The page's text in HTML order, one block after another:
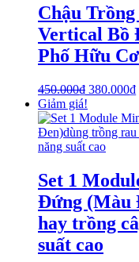
Chậu
Vertical Bồ
Phố Hữu Cơ
450.000₫ 380.000₫
Giảm giá!
Set 1
Đứng (Màu
hay trồng
suất cao